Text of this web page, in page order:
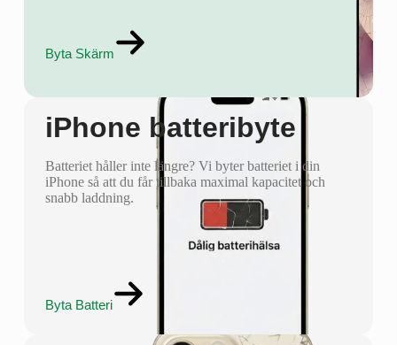
Byta Skärm
iPhone batteribyte
Batteriet håller inte längre? Vi byter batteriet i din
iPhone så att du får tillbaka maximal kapacitet och
snabb laddning.
Byta Batteri